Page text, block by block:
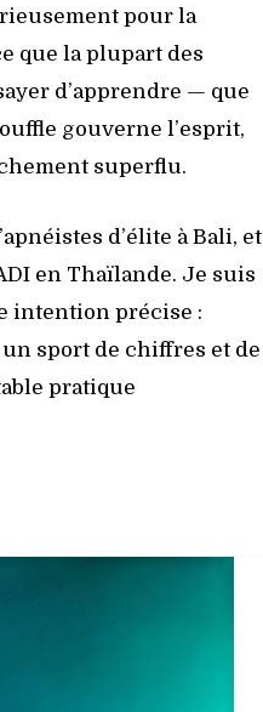
pour la
que la plupart des
d’apprendre — que
gouverne l’esprit,
superflu.
d’élite à Bali, et
en Thaïlande. Je suis
intention précise :
sport de chiffres et de
pratique